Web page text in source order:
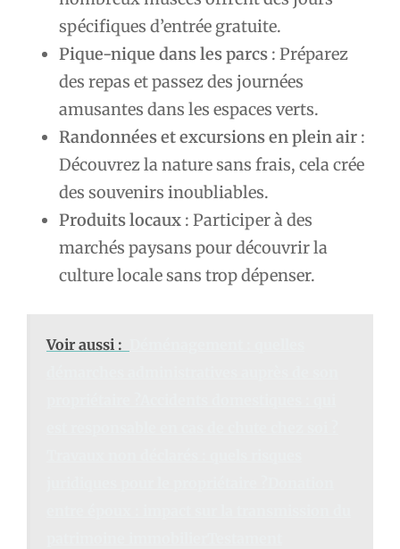
spécifiques d’entrée gratuite.
Pique-nique dans les parcs : Préparez
des repas et passez des journées
amusantes dans les espaces verts.
Randonnées et excursions en plein air :
Découvrez la nature sans frais, cela crée
des souvenirs inoubliables.
Produits locaux : Participer à des
marchés paysans pour découvrir la
culture locale sans trop dépenser.
Voir aussi :